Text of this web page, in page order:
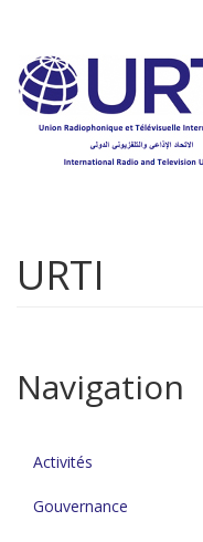
contenu
principal
URTI
Navigation
Activités
Gouvernance